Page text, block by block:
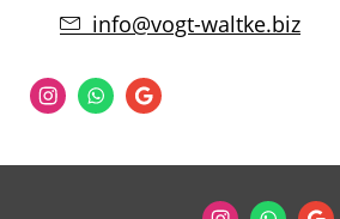
info@vogt-waltke.biz